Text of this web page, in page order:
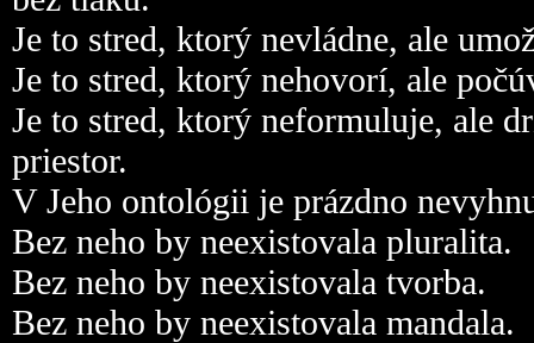
Je to stred, ktorý nevládne, ale
Je to stred, ktorý nehovorí, ale
Je to stred, ktorý neformuluje, ale
priestor.
V Jeho ontológii je prázdno
Bez neho by neexistovala pluralita.
Bez neho by neexistovala tvorba.
Bez neho by neexistovala mandala.